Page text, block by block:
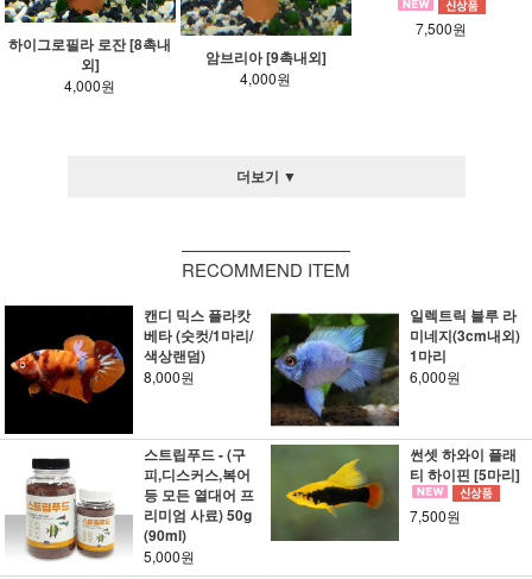
하이그로필라 로잔 [8촉내
외]
4,000원
암브리아 [9촉내외]
4,000원
7,500원
더보기 ▼
RECOMMEND ITEM
캔디 믹스 플라캇
베타 (숫컷/1마리/
색상랜덤)
8,000원
일렉트릭 블루 라
미네지(3cm내외)
1마리
6,000원
스트립푸드 - (구
피,디스커스,복어
등 모든 열대어 프
리미엄 사료) 50g
(90ml)
5,000원
썬셋 하와이 플래
티 하이핀 [5마리]
7,500원